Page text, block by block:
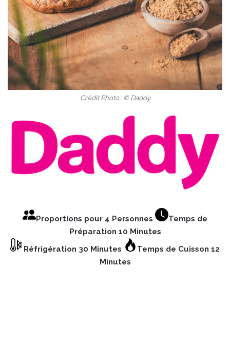
Crédit Photo : © Daddy
Proportions pour 4 Personnes
Temps de
Préparation 10 Minutes
Réfrigération 30 Minutes
Temps de Cuisson 12
Minutes